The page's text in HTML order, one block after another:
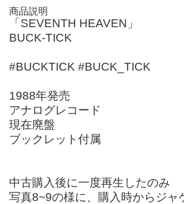
商品説明
「SEVENTH HEAVEN」
BUCK-TICK
#BUCKTICK #BUCK_TICK
1988年発売
アナログレコード
現在廃盤
ブックレット付属
中古購入後に一度再生したのみ
写真8~9の様に、購入時からジャ